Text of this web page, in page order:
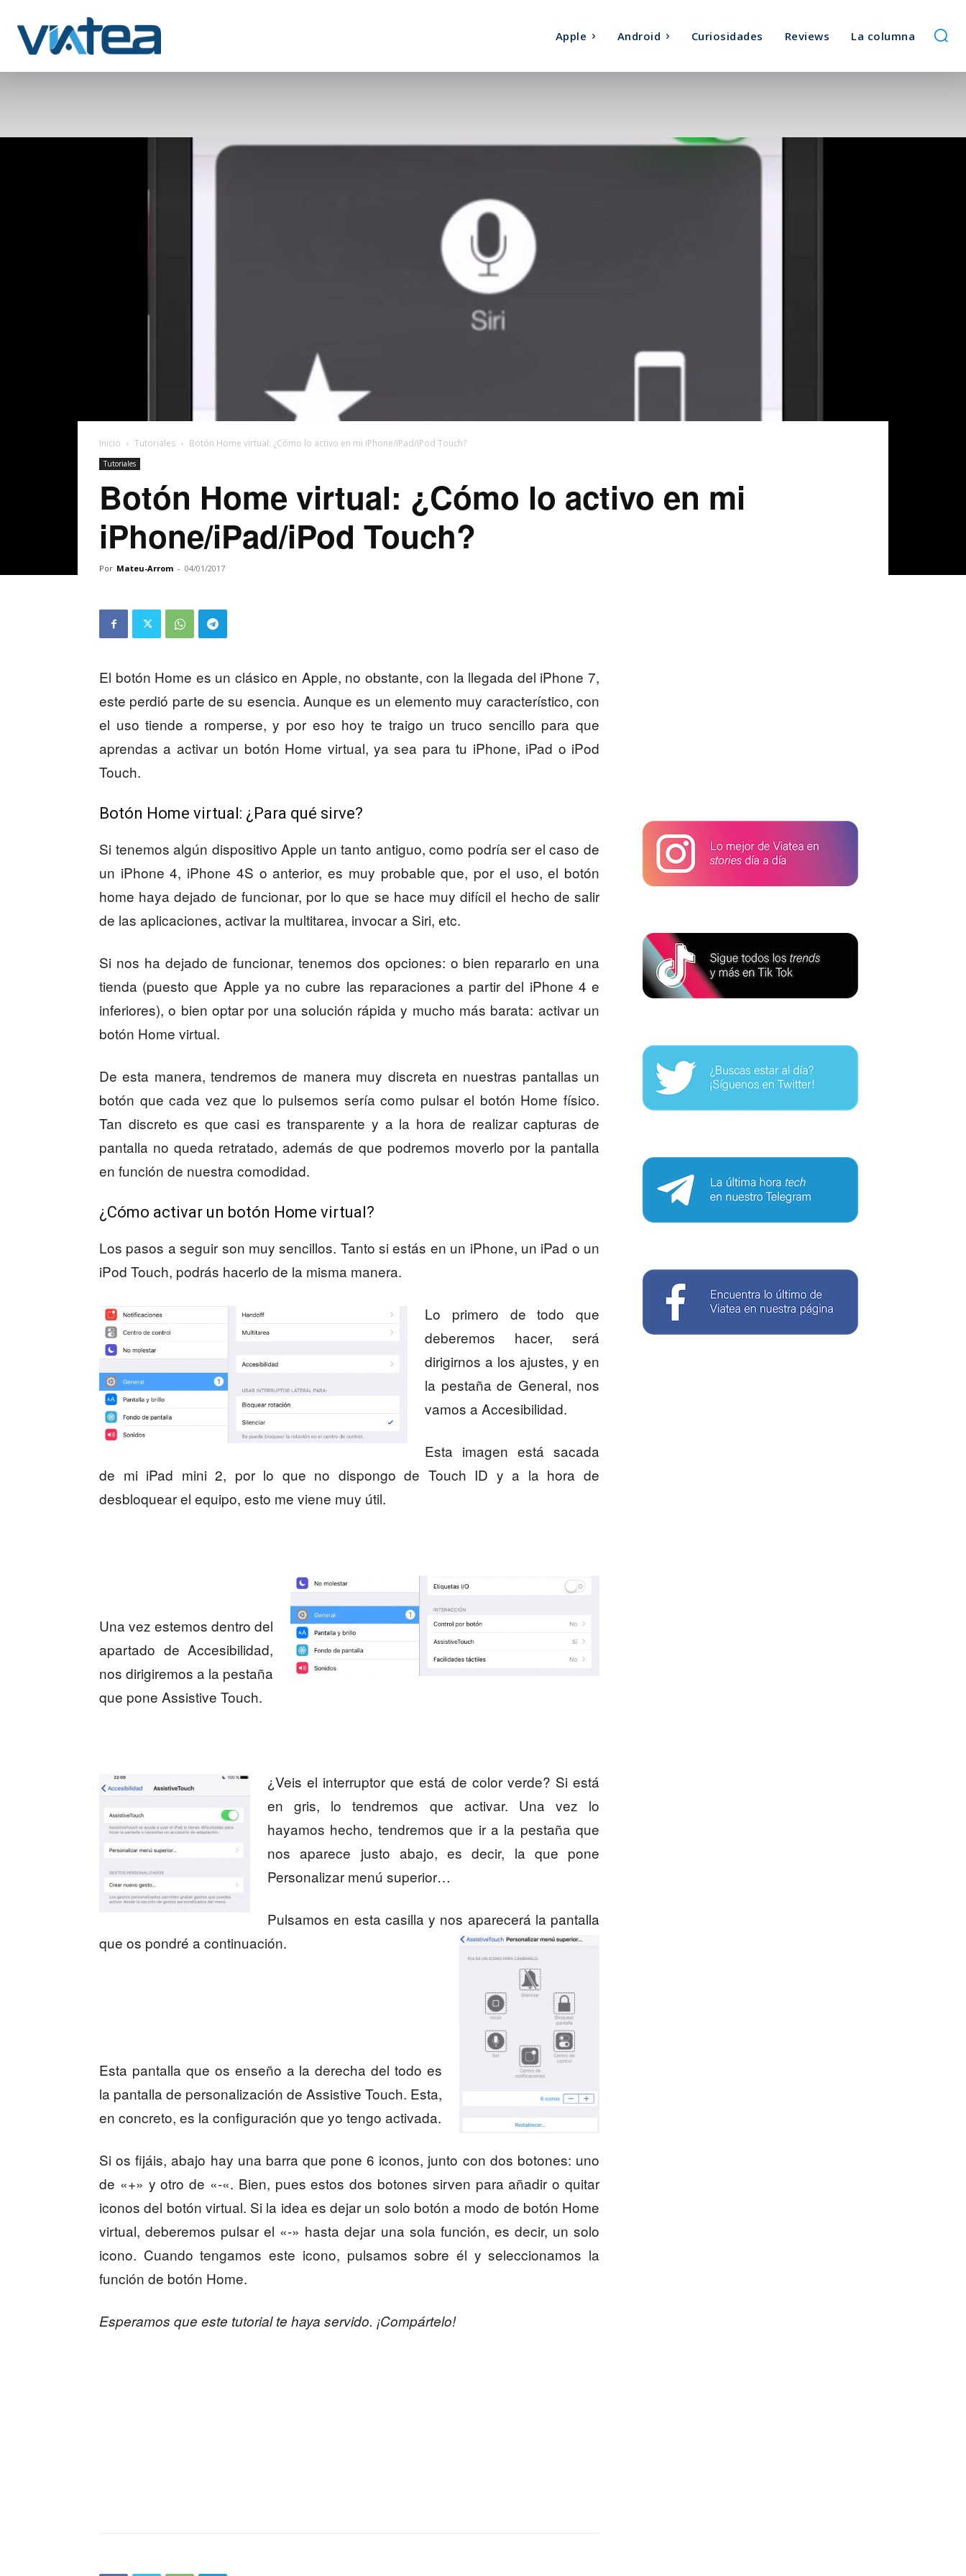
Apple Android Curiosidades Reviews La columna
Inicio Tutoriales Botón Home virtual: ¿Cómo lo activo en mi iPhone/iPad/iPod Touch?
Tutoriales
Botón Home virtual: ¿Cómo lo activo en mi
iPhone/iPad/iPod Touch?
Por Mateu-Arrom - 04/01/2017
El botón Home es un clásico en Apple, no obstante, con la llegada del iPhone 7,
este perdió parte de su esencia. Aunque es un elemento muy característico, con
el uso tiende a romperse, y por eso hoy te traigo un truco sencillo para que
aprendas a activar un botón Home virtual, ya sea para tu iPhone, iPad o iPod
Touch.
Botón Home virtual: ¿Para qué sirve?
Si tenemos algún dispositivo Apple un tanto antiguo, como podría ser el caso de
un iPhone 4, iPhone 4S o anterior, es muy probable que, por el uso, el botón
home haya dejado de funcionar, por lo que se hace muy difícil el hecho de salir
de las aplicaciones, activar la multitarea, invocar a Siri, etc.
Si nos ha dejado de funcionar, tenemos dos opciones: o bien repararlo en una
tienda (puesto que Apple ya no cubre las reparaciones a partir del iPhone 4 e
inferiores), o bien optar por una solución rápida y mucho más barata: activar un
botón Home virtual.
De esta manera, tendremos de manera muy discreta en nuestras pantallas un
botón que cada vez que lo pulsemos sería como pulsar el botón Home físico.
Tan discreto es que casi es transparente y a la hora de realizar capturas de
pantalla no queda retratado, además de que podremos moverlo por la pantalla
en función de nuestra comodidad.
¿Cómo activar un botón Home virtual?
Los pasos a seguir son muy sencillos. Tanto si estás en un iPhone, un iPad o un
iPod Touch, podrás hacerlo de la misma manera.
Lo primero de todo que
deberemos hacer, será
dirigirnos a los ajustes, y en
la pestaña de General, nos
vamos a Accesibilidad.
Esta imagen está sacada
de mi iPad mini 2, por lo que no dispongo de Touch ID y a la hora de
desbloquear el equipo, esto me viene muy útil.
Una vez estemos dentro del
apartado de Accesibilidad,
nos dirigiremos a la pestaña
que pone Assistive Touch.
¿Veis el interruptor que está de color verde? Si está
en gris, lo tendremos que activar. Una vez lo
hayamos hecho, tendremos que ir a la pestaña que
nos aparece justo abajo, es decir, la que pone
Personalizar menú superior…
Pulsamos en esta casilla y nos aparecerá la pantalla
que os pondré a continuación.
Esta pantalla que os enseño a la derecha del todo es
la pantalla de personalización de Assistive Touch. Esta,
en concreto, es la configuración que yo tengo activada.
Si os fijáis, abajo hay una barra que pone 6 iconos, junto con dos botones: uno
de «+» y otro de «-«. Bien, pues estos dos botones sirven para añadir o quitar
iconos del botón virtual. Si la idea es dejar un solo botón a modo de botón Home
virtual, deberemos pulsar el «-» hasta dejar una sola función, es decir, un solo
icono. Cuando tengamos este icono, pulsamos sobre él y seleccionamos la
función de botón Home.
Esperamos que este tutorial te haya servido. ¡Compártelo!